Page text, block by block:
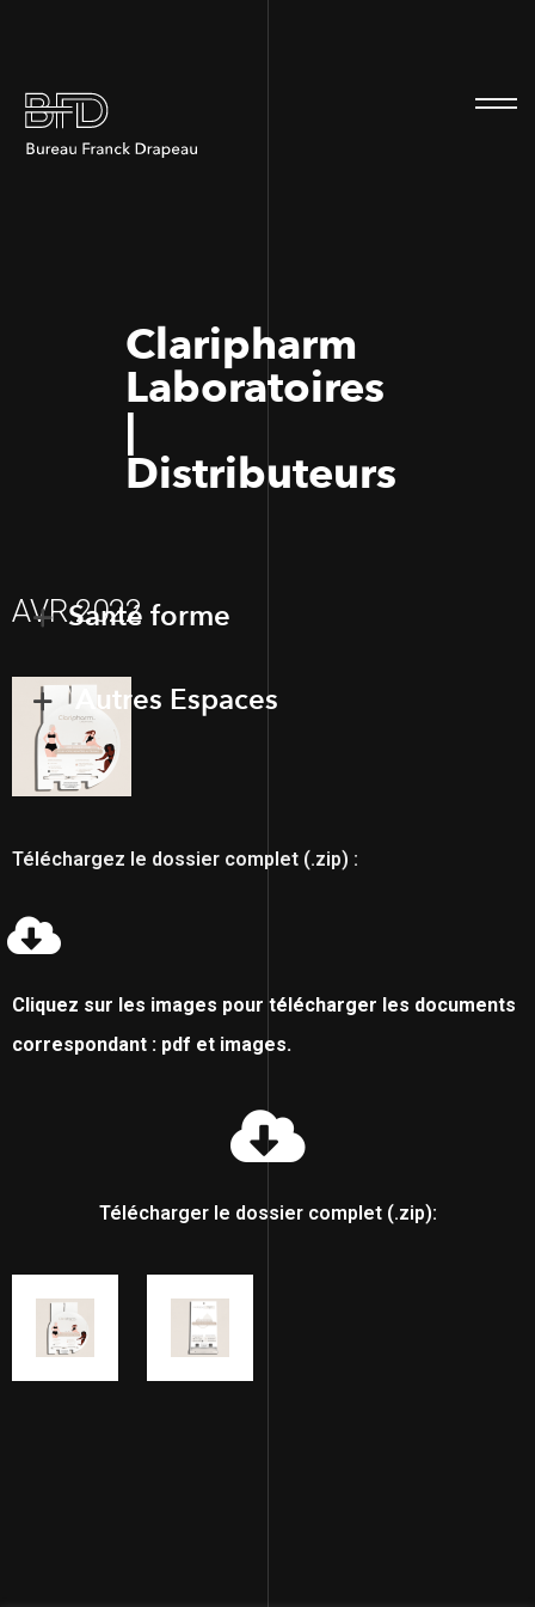
Claripharm
Laboratoires
|
Distributeurs
AVR 2022
Santé forme
Autres Espaces
Téléchargez le dossier complet (.zip) :
Cliquez sur les images pour télécharger les documents
correspondant : pdf et images.
Télécharger le dossier complet (.zip):